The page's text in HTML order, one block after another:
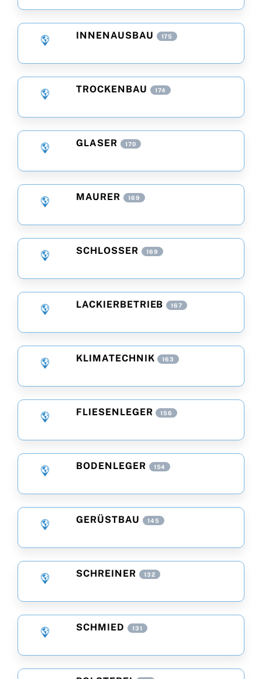
INNENAUSBAU 175
TROCKENBAU 174
GLASER 170
MAURER 169
SCHLOSSER 169
LACKIERBETRIEB 167
KLIMATECHNIK 163
FLIESENLEGER 156
BODENLEGER 154
GERÜSTBAU 145
SCHREINER 132
SCHMIED 131